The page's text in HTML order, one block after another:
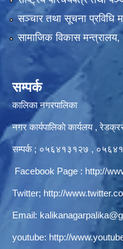
सञ्‍चार तथा सूचना प्रविधि
सामाजिक विकास मन्त्रालय,
सम्पर्क
कालिका नगरपालिका
नगर कार्यपालिकाे कार्यलय‍ ,
सम्पर्क ; ०५६४१३१२७ ,
Facebook Page : http://
Twitter; http://
Email:
youtube: http://